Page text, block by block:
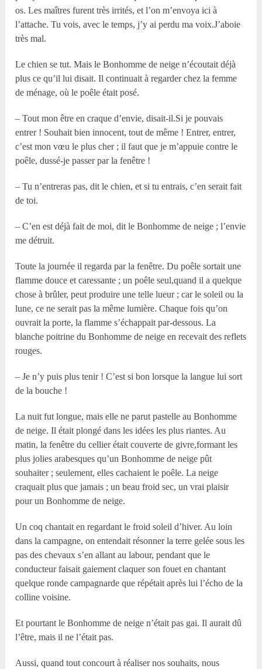
os. Les maîtres furent très irrités, et l’on m’envoya ici à
l’attache. Tu vois, avec le temps, j’y ai perdu ma voix.J’aboie
très mal.
Le chien se tut. Mais le Bonhomme de neige n’écoutait déjà
plus ce qu’il lui disait. Il continuait à regarder chez la femme
de ménage, où le poêle était posé.
– Tout mon être en craque d’envie, disait-il.Si je pouvais
entrer ! Souhait bien innocent, tout de même ! Entrer, entrer,
c’est mon vœu le plus cher ; il faut que je m’appuie contre le
poêle, dussé-je passer par la fenêtre !
– Tu n’entreras pas, dit le chien, et si tu entrais, c’en serait fait
de toi.
– C’en est déjà fait de moi, dit le Bonhomme de neige ; l’envie
me détruit.
Toute la journée il regarda par la fenêtre. Du poêle sortait une
flamme douce et caressante ; un poêle seul,quand il a quelque
chose à brûler, peut produire une telle lueur ; car le soleil ou la
lune, ce ne serait pas la même lumière. Chaque fois qu’on
ouvrait la porte, la flamme s’échappait par-dessous. La
blanche poitrine du Bonhomme de neige en recevait des reflets
rouges.
– Je n’y puis plus tenir ! C’est si bon lorsque la langue lui sort
de la bouche !
La nuit fut longue, mais elle ne parut pastelle au Bonhomme
de neige. Il était plongé dans les idées les plus riantes. Au
matin, la fenêtre du cellier était couverte de givre,formant les
plus jolies arabesques qu’un Bonhomme de neige pût
souhaiter ; seulement, elles cachaient le poêle. La neige
craquait plus que jamais ; un beau froid sec, un vrai plaisir
pour un Bonhomme de neige.
Un coq chantait en regardant le froid soleil d’hiver. Au loin
dans la campagne, on entendait résonner la terre gelée sous les
pas des chevaux s’en allant au labour, pendant que le
conducteur faisait gaiement claquer son fouet en chantant
quelque ronde campagnarde que répétait après lui l’écho de la
colline voisine.
Et pourtant le Bonhomme de neige n’était pas gai. Il aurait dû
l’être, mais il ne l’était pas.
Aussi, quand tout concourt à réaliser nos souhaits, nous